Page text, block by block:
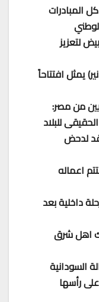
المبادرات
لتعزيز
يمثل افتتاحاً
من مصر:
للبلاد
لدحض
اعماله
داخلية بعد
اهل شرق
السودانية
رأسها